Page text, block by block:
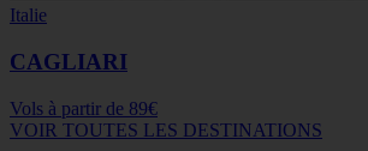
Italie
CAGLIARI
Vols à partir de 89€
VOIR TOUTES LES DESTINATIONS